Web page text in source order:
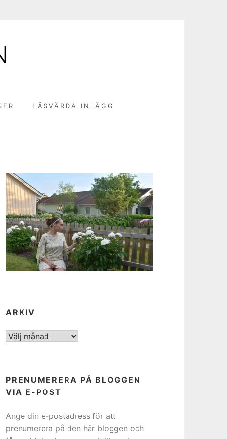
LÄSVÄRDA INLÄGG
ARKIV
ARKIV
PRENUMERERA PÅ BLOGGEN
VIA E-POST
Ange din e-postadress för att
prenumerera på den här bloggen och